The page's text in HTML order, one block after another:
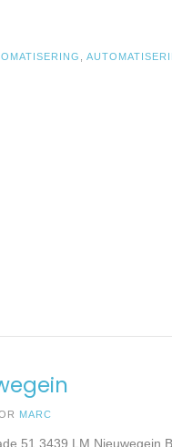
,
MARC
51 3439 LM Nieuwegein